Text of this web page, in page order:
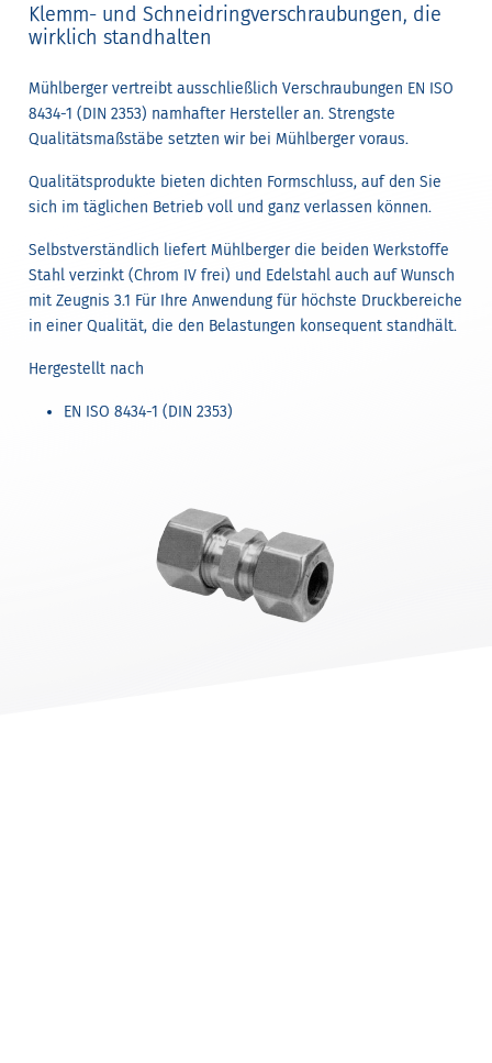
Klemm- und Schneidringverschraubungen, die
wirklich standhalten
Mühlberger vertreibt ausschließlich Verschraubungen EN ISO
8434-1 (DIN 2353) namhafter Hersteller an. Strengste
Qualitätsmaßstäbe setzten wir bei Mühlberger voraus.
Qualitätsprodukte bieten dichten Formschluss, auf den Sie
sich im täglichen Betrieb voll und ganz verlassen können.
Selbstverständlich liefert Mühlberger die beiden Werkstoffe
Stahl verzinkt (Chrom IV frei) und Edelstahl auch auf Wunsch
mit Zeugnis 3.1 Für Ihre Anwendung für höchste Druckbereiche
in einer Qualität, die den Belastungen konsequent standhält.
Hergestellt nach
EN ISO 8434-1 (DIN 2353)